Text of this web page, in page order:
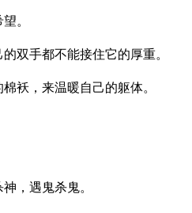
。
双手都不能接住它的厚重。
袄，来温暖自己的躯体。
，遇鬼杀鬼。